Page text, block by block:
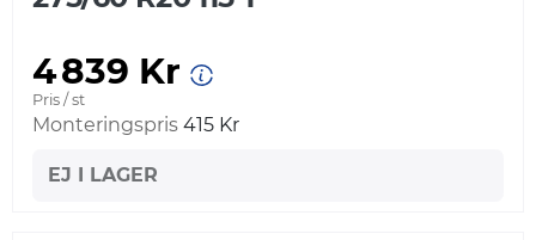
4 839 Kr
Pris / st
Monteringspris 415 Kr
EJ I LAGER